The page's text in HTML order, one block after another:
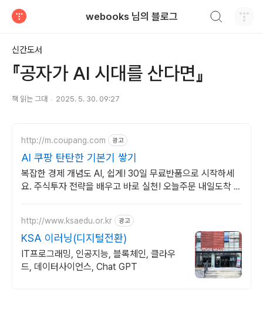
webooks 님의 블로그
신간도서
『공자가 AI 시대를 산다면』
책 읽는 그대 2025. 5. 30. 09:27
http://m.coupang.com 광고
AI 쿠팡 탄탄한 기본기 쌓기
복잡한 경제 개념도 AI, 쉽게! 30일 무료반품으로 시작하세
요. 주식투자 전략을 배우고 바로 실천! 오늘주문 내일도착 로
http://www.ksaedu.or.kr 광고
KSA 이러닝(디지털전환)
IT프로그래밍, 인공지능, 블록체인, 클라우
드, 데이터사이언스, Chat GPT